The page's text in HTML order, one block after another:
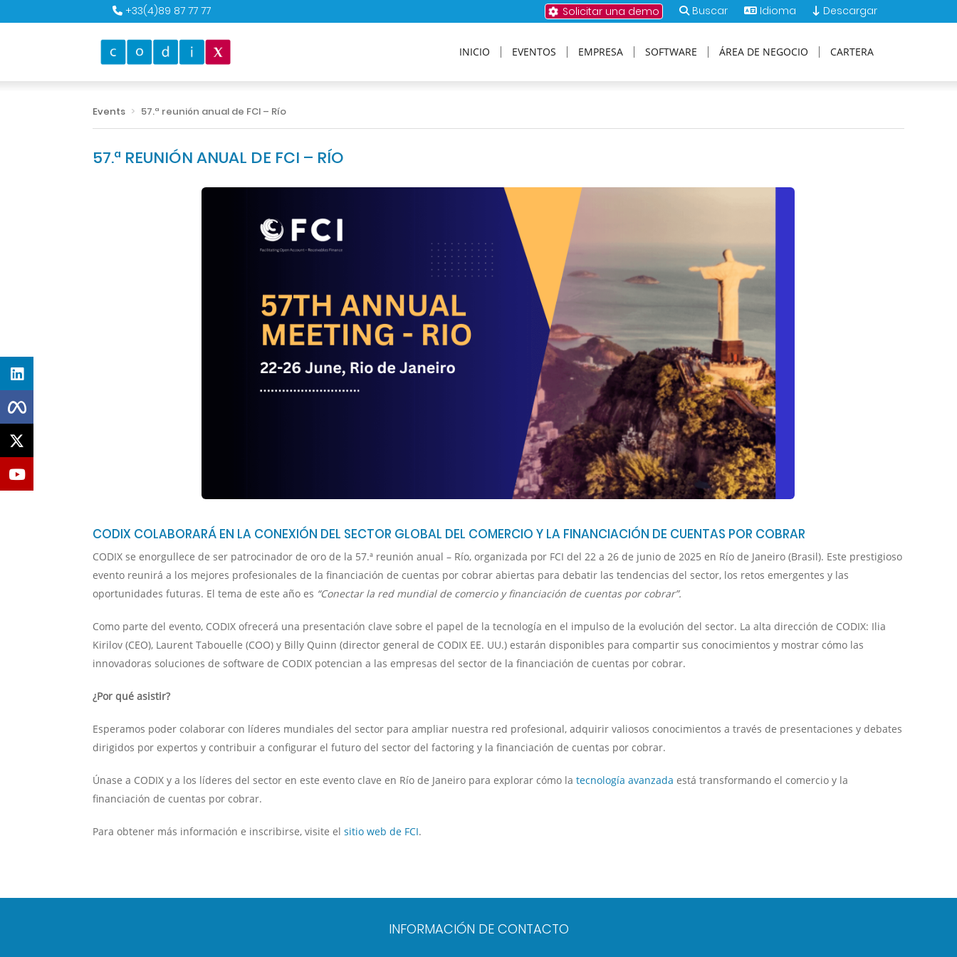
+33(4)89 87 77 77 Solicitar una demo Buscar Idioma Descargar
INICIO EVENTOS EMPRESA SOFTWARE ÁREA DE NEGOCIO CARTERA
Events 57.ª reunión anual de FCI – Río
57.ª REUNIÓN ANUAL DE FCI – RÍO
CODIX COLABORARÁ EN LA CONEXIÓN DEL SECTOR GLOBAL DEL COMERCIO Y LA FINANCIACIÓN DE CUENTAS POR COBRAR
CODIX se enorgullece de ser patrocinador de oro de la 57.ª reunión anual – Río, organizada por FCI del 22 a 26 de junio de 2025 en Río de Janeiro (Brasil). Este prestigioso
evento reunirá a los mejores profesionales de la financiación de cuentas por cobrar abiertas para debatir las tendencias del sector, los retos emergentes y las
oportunidades futuras. El tema de este año es “Conectar la red mundial de comercio y financiación de cuentas por cobrar”.
Como parte del evento, CODIX ofrecerá una presentación clave sobre el papel de la tecnología en el impulso de la evolución del sector. La alta dirección de CODIX: Ilia
Kirilov (CEO), Laurent Tabouelle (COO) y Billy Quinn (director general de CODIX EE. UU.) estarán disponibles para compartir sus conocimientos y mostrar cómo las
innovadoras soluciones de software de CODIX potencian a las empresas del sector de la financiación de cuentas por cobrar.
¿Por qué asistir?
Esperamos poder colaborar con líderes mundiales del sector para ampliar nuestra red profesional, adquirir valiosos conocimientos a través de presentaciones y debates
dirigidos por expertos y contribuir a configurar el futuro del sector del factoring y la financiación de cuentas por cobrar.
Únase a CODIX y a los líderes del sector en este evento clave en Río de Janeiro para explorar cómo la tecnología avanzada está transformando el comercio y la
financiación de cuentas por cobrar.
Para obtener más información e inscribirse, visite el sitio web de FCI.
INFORMACIÓN DE CONTACTO